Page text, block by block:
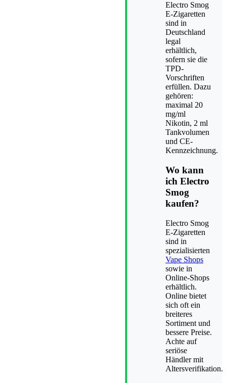
Electro Smog
E-Zigaretten
sind in
Deutschland
legal
erhältlich,
sofern sie die
TPD-
Vorschriften
erfüllen. Dazu
gehören:
maximal 20
mg/ml
Nikotin, 2 ml
Tankvolumen
und CE-
Kennzeichnung.
Wo kann
ich Electro
Smog
kaufen?
Electro Smog
E-Zigaretten
sind in
spezialisierten
Vape Shops
sowie in
Online-Shops
erhältlich.
Online bietet
sich oft ein
breiteres
Sortiment und
bessere Preise.
Achte auf
seriöse
Händler mit
Altersverifikation.